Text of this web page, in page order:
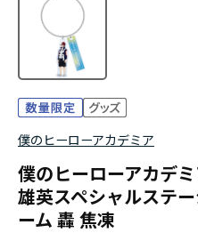
僕のヒーローアカデミア
僕のヒーローアカデ
雄英スペシャルステ
ーム 轟 焦凍